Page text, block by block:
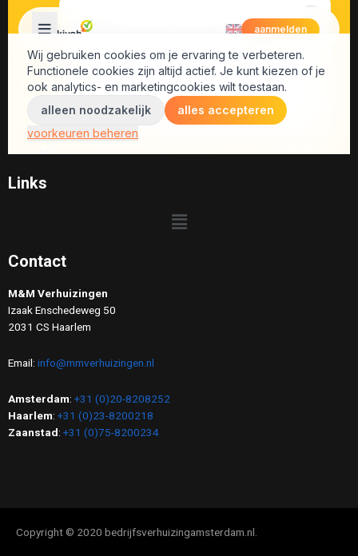
Links
Contact
M&M Verhuizingen
Izaak Enschedeweg 50
2031 CS Haarlem
Email: info@mmverhuizingen.nl
Amsterdam: +31 (0)20-8208252
Haarlem: +31 (0)23-8200218
Zaanstad: +31 (0)75-8200234
Copyright © 2020 bedrijfsverhuizingamsterdam.nl.